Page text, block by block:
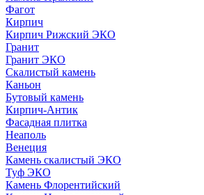
Фагот
Кирпич
Кирпич Рижский ЭКО
Гранит
Гранит ЭКО
Скалистый камень
Каньон
Бутовый камень
Кирпич-Антик
Фасадная плитка
Неаполь
Венеция
Камень скалистый ЭКО
Туф ЭКО
Камень Флорентийский